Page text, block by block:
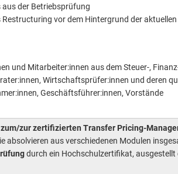
aus der Betriebsprüfung
Restructuring vor dem Hintergrund der
und Mitarbeiter:innen aus dem Steuer-,
Wirtschaftsprüfer:innen und deren
Geschäftsführer:innen, Vorstände
zum/zur zertifizierten Transfer Pricing-
absolvieren aus verschiedenen Modulen
durch ein Hochschulzertifikat, ausgestellt